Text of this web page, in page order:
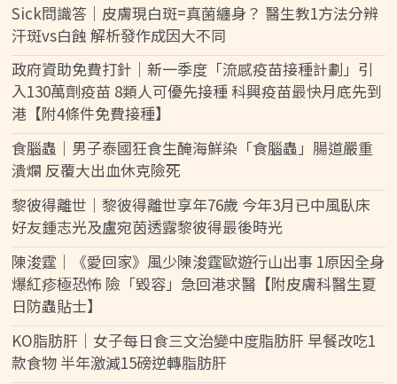
Sick問識答｜皮膚現白斑=真菌纏身？ 醫生教1方法分辨
汗斑vs白蝕 解析發作成因大不同
政府資助免費打針｜新一季度「流感疫苗接種計劃」引
入130萬劑疫苗 8類人可優先接種 科興疫苗最快月底先到
港【附4條件免費接種】
食腦蟲｜男子泰國狂食生醃海鮮染「食腦蟲」腸道嚴重
潰爛 反覆大出血休克險死
黎彼得離世｜黎彼得離世享年76歲 今年3月已中風臥床
好友鍾志光及盧宛茵透露黎彼得最後時光
陳浚霆｜《愛回家》風少陳浚霆歐遊行山出事 1原因全身
爆紅疹極恐怖 險「毀容」急回港求醫【附皮膚科醫生夏
日防蟲貼士】
KO脂肪肝｜女子每日食三文治變中度脂肪肝 早餐改吃1
款食物 半年激減15磅逆轉脂肪肝